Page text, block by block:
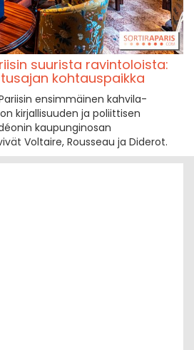
suurista ravintoloista:
kohtauspaikka
ensimmäinen kahvila-
kirjallisuuden ja poliittisen
kaupunginosan
Voltaire, Rousseau ja Diderot.